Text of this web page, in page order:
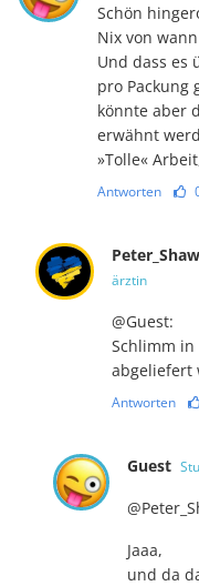
Schön
Nix von
Und dass es
pro Packung
könnte aber
erwähnt
»Tolle«
Antworten
Peter_Shaw
ärztin
@Guest:
Schlimm
abgeliefert
Antworten
Guest
Jaaa,
und da